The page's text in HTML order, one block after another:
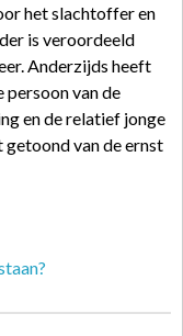
het slachtoffer en
is veroordeeld
Anderzijds heeft
persoon van de
en de relatief jonge
van de ernst